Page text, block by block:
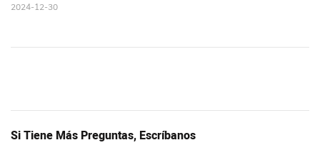
2024-12-30
Si Tiene Más Preguntas, Escríbanos